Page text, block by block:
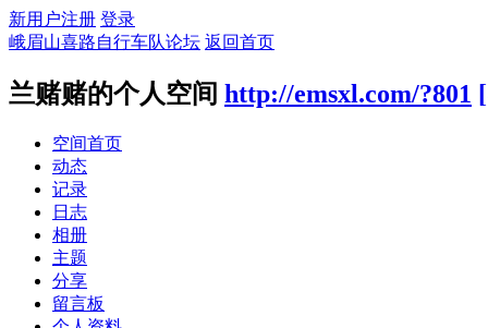
新用户注册 登录
峨眉山喜路自行车队论坛 返回首页
兰赌赌的个人空间 http://emsxl.com/?801
空间首页
动态
记录
日志
相册
主题
分享
留言板